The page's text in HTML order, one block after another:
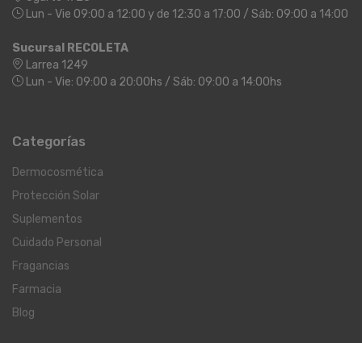
Lun - Vie 09:00 a 12:00 y de 12:30 a 17:00 / Sáb: 09:00 a 14:00
Sucursal RECOLETA
Larrea 1249
Lun - Vie: 09:00 a 20:00hs / Sáb: 09:00 a 14:00hs
Categorías
Dermocosmética
Protección Solar
Suplementos
Cuidado Personal
Fragancias
Farmacia
Blog